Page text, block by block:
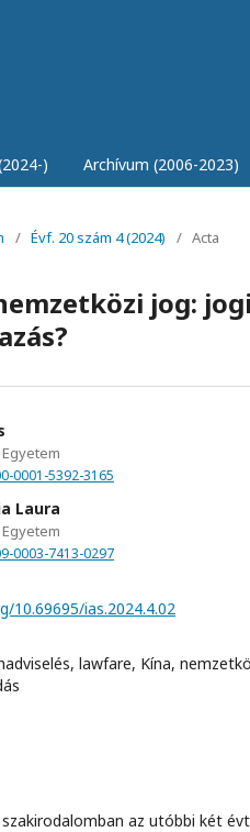
) Archívum (2006-2023)
/ Évf. 20 szám 4 (2024) / Acta
jog:
0001-5392-3165
Laura
0003-7413-0297
10.69695/ias.2024.4.02
lawfare, Kína,
az utóbbi két